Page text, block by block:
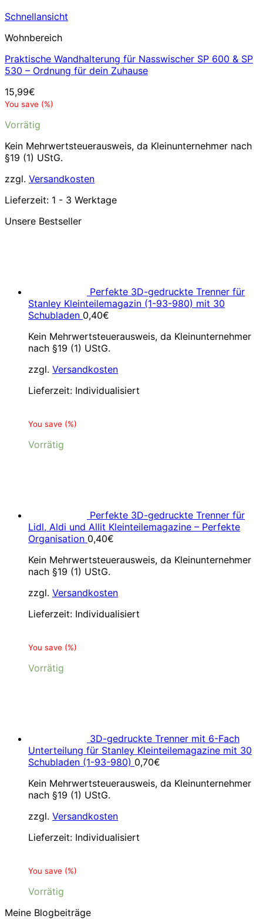
Schnellansicht
Wohnbereich
Praktische Wandhalterung für Nasswischer SP 600 & SP
530 – Ordnung für dein Zuhause
15,99€
You save (%)
Vorrätig
Kein Mehrwertsteuerausweis, da Kleinunternehmer nach
§19 (1) UStG.
zzgl. Versandkosten
Lieferzeit: 1 - 3 Werktage
Unsere Bestseller
Perfekte 3D-gedruckte Trenner für
Stanley Kleinteilemagazin (1-93-980) mit 30
Schubladen 0,40€
Kein Mehrwertsteuerausweis, da Kleinunternehmer
nach §19 (1) UStG.
zzgl. Versandkosten
Lieferzeit: Individualisiert
You save (%)
Vorrätig
Perfekte 3D-gedruckte Trenner für
Lidl, Aldi und Allit Kleinteilemagazine – Perfekte
Organisation 0,40€
Kein Mehrwertsteuerausweis, da Kleinunternehmer
nach §19 (1) UStG.
zzgl. Versandkosten
Lieferzeit: Individualisiert
You save (%)
Vorrätig
3D-gedruckte Trenner mit 6-Fach
Unterteilung für Stanley Kleinteilemagazine mit 30
Schubladen (1-93-980) 0,70€
Kein Mehrwertsteuerausweis, da Kleinunternehmer
nach §19 (1) UStG.
zzgl. Versandkosten
Lieferzeit: Individualisiert
You save (%)
Vorrätig
Meine Blogbeiträge